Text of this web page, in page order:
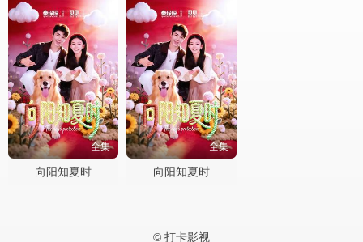
全集
向阳知夏时
全集
向阳知夏时
© 打卡影视